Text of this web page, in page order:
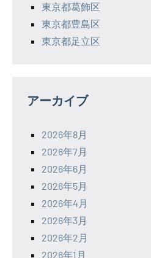
東京都葛飾区
東京都豊島区
東京都足立区
アーカイブ
2026年8月
2026年7月
2026年6月
2026年5月
2026年4月
2026年3月
2026年2月
2026年1月